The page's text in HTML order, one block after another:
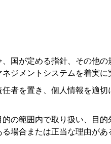
国が定める指針、その他
ジメントシステムを着実
者を置き、個人情報を適
の範囲内で取り扱い、目
場合または正当な理由が